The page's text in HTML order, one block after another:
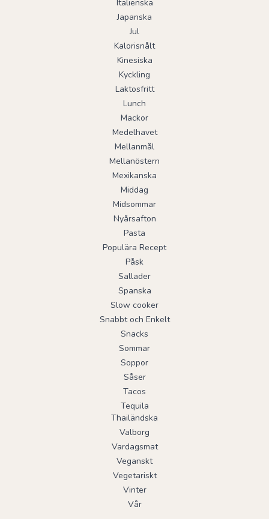
Italienska
Japanska
Jul
Kalorisnålt
Kinesiska
Kyckling
Laktosfritt
Lunch
Mackor
Medelhavet
Mellanmål
Mellanöstern
Mexikanska
Middag
Midsommar
Nyårsafton
Pasta
Populära Recept
Påsk
Sallader
Spanska
Slow cooker
Snabbt och Enkelt
Snacks
Sommar
Soppor
Såser
Tacos
Tequila
Thailändska
Valborg
Vardagsmat
Veganskt
Vegetariskt
Vinter
Vår